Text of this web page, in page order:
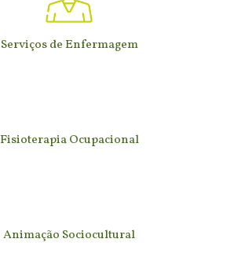
Serviços de Enfermagem
Fisioterapia Ocupacional
Animação Sociocultural